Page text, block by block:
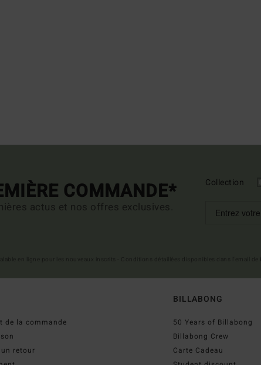
COMMANDE*
actus et nos offres exclusives.
Collection
de la commande
retour
BILLABONG
50 Years of Billabong
Billabong Crew
Carte Cadeau